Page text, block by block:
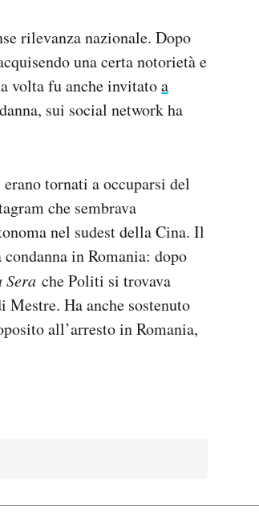
rilevanza nazionale. Dopo
una certa notorietà e
volta fu anche invitatoa
sui social network ha
tornati a occuparsi del
che sembrava
nel sudest della Cina. Il
in Romania: dopo
Sera che Politi si trovava
Ha anche sostenuto
all’arresto in Romania,